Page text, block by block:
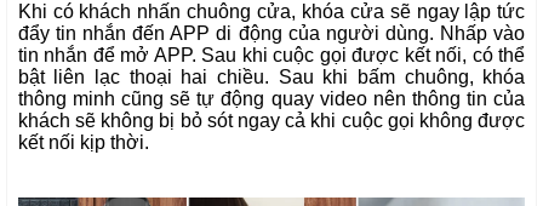
Khi có khách nhấn chuông cửa, khóa cửa sẽ ngay lập tức
đẩy tin nhắn đến APP di động của người dùng. Nhấp vào
tin nhắn để mở APP. Sau khi cuộc gọi được kết nối, có thể
bật liên lạc thoại hai chiều. Sau khi bấm chuông, khóa
thông minh cũng sẽ tự động quay video nên thông tin của
khách sẽ không bị bỏ sót ngay cả khi cuộc gọi không được
kết nối kịp thời.